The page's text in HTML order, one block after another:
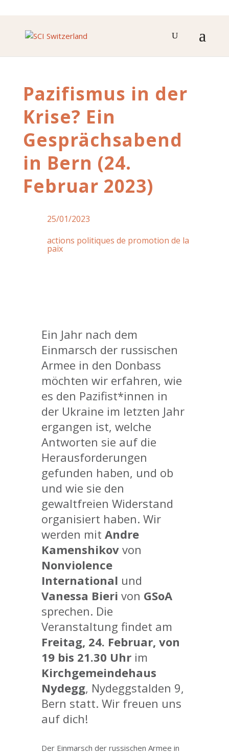
Pazifismus in der
Krise? Ein
Gesprächsabend
in Bern (24.
Februar 2023)
25/01/2023
actions politiques de promotion de la
paix
Ein Jahr nach dem
Einmarsch der russischen
Armee in den Donbass
möchten wir erfahren, wie
es den Pazifist*innen in
der Ukraine im letzten Jahr
ergangen ist, welche
Antworten sie auf die
Herausforderungen
gefunden haben, und ob
und wie sie den
gewaltfreien Widerstand
organisiert haben. Wir
werden mit Andre
Kamenshikovvon
Nonviolence
International und
Vanessa Bieri von GSoA
sprechen. Die
Veranstaltung findet am
Freitag, 24. Februar, von
19 bis 21.30 Uhrim
Kirchgemeindehaus
Nydegg, Nydeggstalden 9,
Bern statt. Wir freuen uns
auf dich!
Der Einmarsch der russischen Armee in